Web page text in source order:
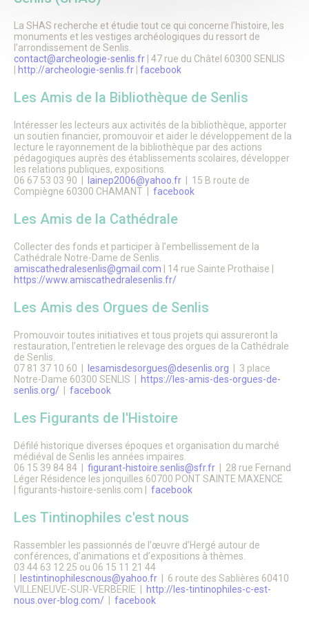
Fête de la Saint Rieul
Senlis en Fête : La Magie de Noël envahit la Ville
Forum des Associations
Les Lézards d’été
Les Rendez-vous aux jardins
Fête de la science à Senlis
Feu d’artifice
La Maison des Loisirs
Le Salon du Jardin
Le Sentier des Faubourgs de Senlis
Le cinéma
Pass’ famille
Association de loisirs
Associations
Communication des associations
Formulaire de création ou de mise à jour des associations
Forum des Associations
Organisation de manifestations
Salles de prestige
Modalités de location
ÉCO. / COMMERCE
Commerce & entreprises
Annuaire des Commerces
Annuaire des Entreprises
Association des Commercants de Senlis
Association Sud Oise Entreprises
Emploi & Stages
Marchés Publics
S’implanter à Senlis
Les marchés alimentaires
La SHAS recherche et étudie tout ce qui concerne l’histoire, les
monuments et les vestiges archéologiques du ressort de
l’arrondissement de Senlis.
contact@archeologie-senlis.fr | 47 rue du Châtel 60300 SENLIS
http://archeologie-senlis.fr facebook
Les Amis de la Bibliothèque de Senlis
Intéresser les lecteurs aux activités de la bibliothèque, apporter
un soutien financier, promouvoir et aider le développement de la
lecture le rayonnement de la bibliothèque par des actions
pédagogiques auprès des établissements scolaires, développer
les relations publiques, expositions.
06 67 53 03 90 |
lainep2006@yahoo.fr | 15 B route de
Compiègne 60300 CHAMANT | facebook
Les Amis de la Cathédrale
Collecter des fonds et participer à l’embellissement de la
Cathédrale Notre-Dame de Senlis.
amiscathedralesenlis@gmail.com | 14 rue Sainte Prothaise |
https://www.amiscathedralesenlis.fr/
Les Amis des Orgues de Senlis
Promouvoir toutes initiatives et tous projets qui assureront la
restauration, l’entretien le relevage des orgues de la Cathédrale
de Senlis.
07 81 37 10 60 |
lesamisdesorgues@desenlis.org | 3 place
Notre-Dame 60300 SENLIS |
https://les-amis-des-orgues-de-
senlis.org/
facebook
Les Figurants de l'Histoire
Défilé historique diverses époques et organisation du marché
médiéval de Senlis les années impaires.
06 15 39 84 84 | figurant-histoire.senlis@sfr.fr | 28 rue Fernand
Léger Résidence les jonquilles 60700 PONT SAINTE MAXENCE
| figurants-histoire-senlis.com | facebook
Les Tintinophiles c'est nous
Rassembler les passionnés de l’œuvre d’Hergé autour de
conférences, d’animations et d’expositions à thèmes.
03 44 63 12 25 ou 06 15 11 21 44
lestintinophilescnous@yahoo.fr | 6 route des Sablières 60410
VILLENEUVE-SUR-VERBERIE |
http://les-tintinophiles-c-est-
nous.over-blog.com/
facebook